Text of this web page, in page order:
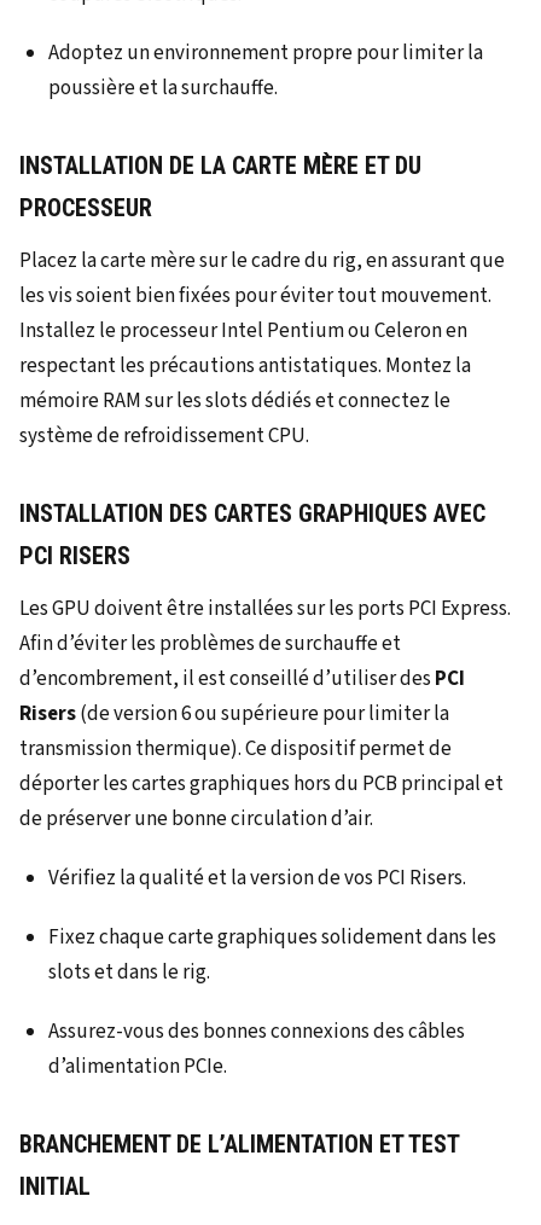
Adoptez un environnement propre pour limiter la
poussière et la surchauffe.
INSTALLATION DE LA CARTE MÈRE ET DU
PROCESSEUR
Placez la carte mère sur le cadre du rig, en assurant que
les vis soient bien fixées pour éviter tout mouvement.
Installez le processeur Intel Pentium ou Celeron en
respectant les précautions antistatiques. Montez la
mémoire RAM sur les slots dédiés et connectez le
système de refroidissement CPU.
INSTALLATION DES CARTES GRAPHIQUES AVEC
PCI RISERS
Les GPU doivent être installées sur les ports PCI Express.
Afin d’éviter les problèmes de surchauffe et
d’encombrement, il est conseillé d’utiliser des PCI
Risers(de version 6 ou supérieure pour limiter la
transmission thermique). Ce dispositif permet de
déporter les cartes graphiques hors du PCB principal et
de préserver une bonne circulation d’air.
Vérifiez la qualité et la version de vos PCI Risers.
Fixez chaque carte graphiques solidement dans les
slots et dans le rig.
Assurez-vous des bonnes connexions des câbles
d’alimentation PCIe.
BRANCHEMENT DE L’ALIMENTATION ET TEST
INITIAL